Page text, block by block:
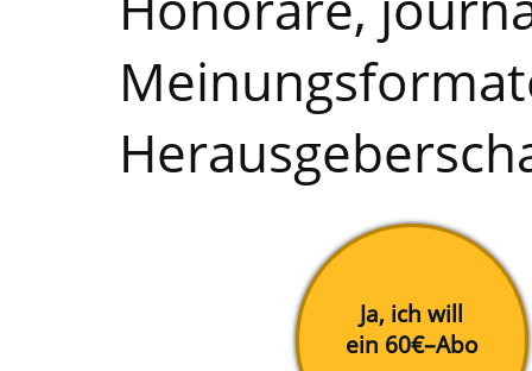
Ja, ich will
ein 60€–Abo